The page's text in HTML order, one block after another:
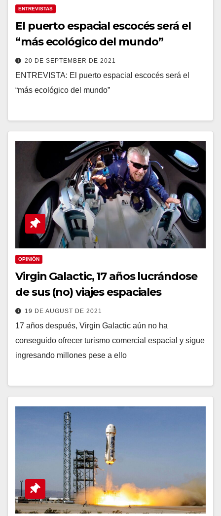
ENTREVISTAS
El puerto espacial escocés será el
“más ecológico del mundo”
20 DE SEPTEMBER DE 2021
ENTREVISTA: El puerto espacial escocés será el
“más ecológico del mundo”
OPINIÓN
Virgin Galactic, 17 años lucrándose
de sus (no) viajes espaciales
19 DE AUGUST DE 2021
17 años después, Virgin Galactic aún no ha
conseguido ofrecer turismo comercial espacial y sigue
ingresando millones pese a ello